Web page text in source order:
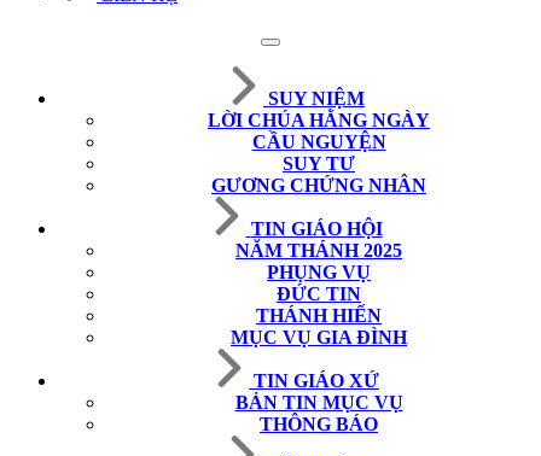
SUY NIỆM
LỜI CHÚA HẰNG NGÀY
CẦU NGUYỆN
SUY TƯ
GƯƠNG CHỨNG NHÂN
TIN GIÁO HỘI
NĂM THÁNH 2025
PHỤNG VỤ
ĐỨC TIN
THÁNH HIẾN
MỤC VỤ GIA ĐÌNH
TIN GIÁO XỨ
BẢN TIN MỤC VỤ
THÔNG BÁO